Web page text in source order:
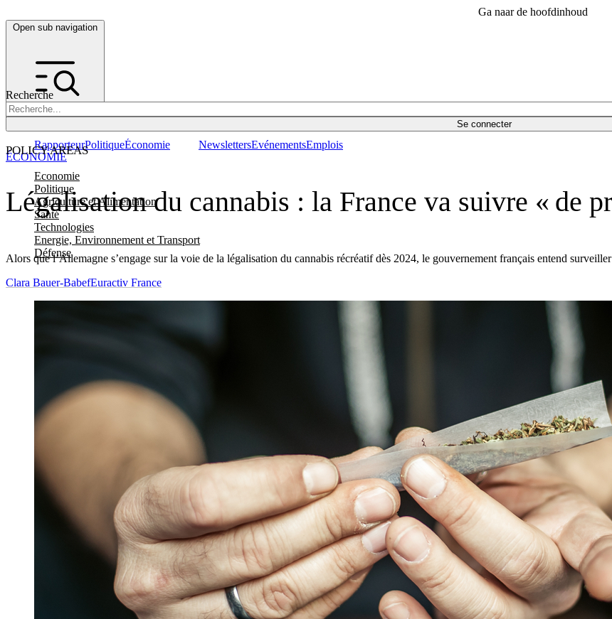
Ga naar de hoofdinhoud
Open sub navigation
Recherche
Se connecter
POLICY AREAS
Economie
Politique
Agriculture et Alimentation
Santé
Technologies
Energie, Environnement et Transport
Défense
RapporteurPolitiqueÉconomie NewslettersEvénementsEmplois
Légalisation du cannabis : la France va suivre « de
Alors que l’Allemagne s’engage sur la voie de la légalisation du cannabis récréatif dès 2024, le gouvernement français entend
ÉCONOMIE
Clara Bauer-BabefEuractiv France